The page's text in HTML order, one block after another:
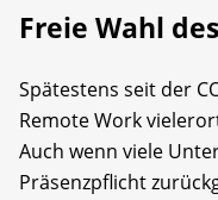
Freie Wahl
Spätestens seit der
Remote Work
Auch wenn viele
Präsenzpflicht